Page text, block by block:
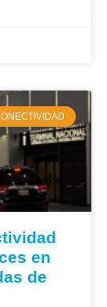
en
de